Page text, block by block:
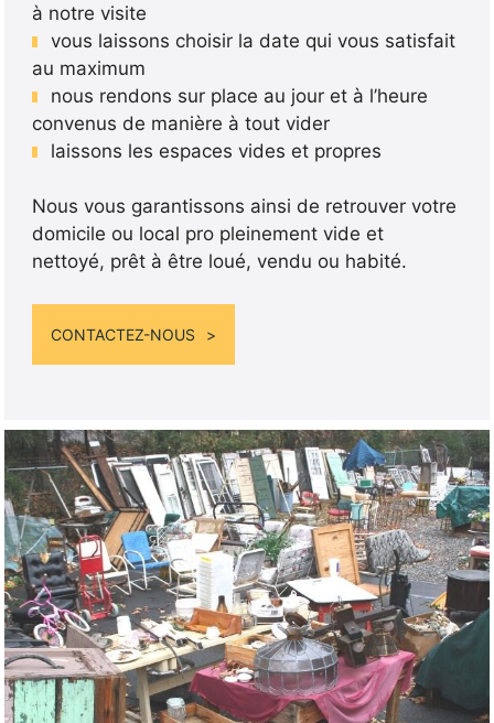
à notre visite
vous laissons choisir la date qui vous satisfait
au maximum
nous rendons sur place au jour et à l’heure
convenus de manière à tout vider
laissons les espaces vides et propres
Nous vous garantissons ainsi de retrouver votre
domicile ou local pro pleinement vide et
nettoyé, prêt à être loué, vendu ou habité.
CONTACTEZ-NOUS